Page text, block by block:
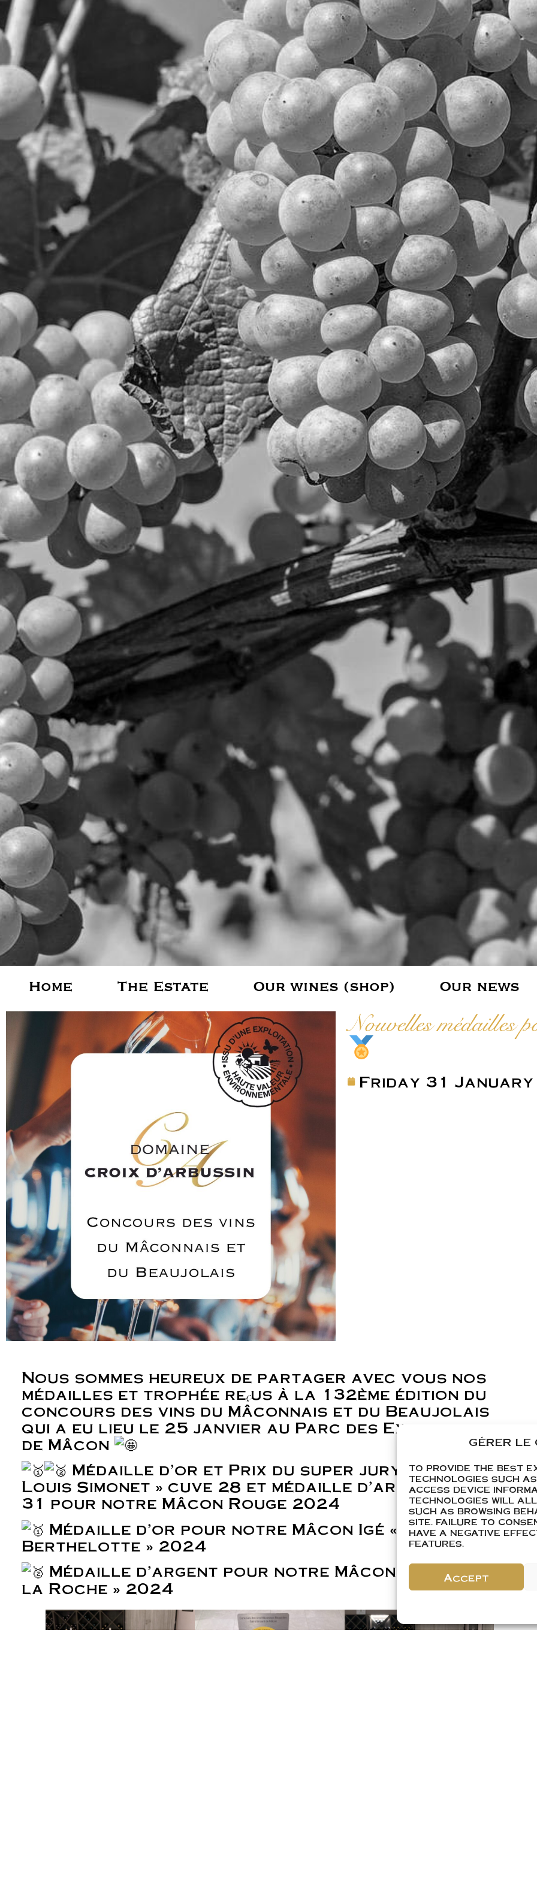
GÉRER LE
TO PROVIDE THE BEST
TECHNOLOGIES SUCH
ACCESS DEVICE
TECHNOLOGIES WILL
SUCH AS BROWSING
SITE. FAILURE TO
HAVE A NEGATIVE
FEATURES.
Accept
Home The Estate Our wines (shop) Our news
Nouvelles médailles
Friday 31
Nous sommes heureux de partager avec vous nos
médailles et trophée reçus à la 132ème édition du
concours des vins du Mâconnais et du Beaujolais
qui a eu lieu le 25 janvier au Parc des Expositions
de Mâcon
Médaille d’or et Prix du super jury « Coupe
Louis Simonet » cuve 28 et médaille d’argent cuve
31 pour notre Mâcon Rouge 2024
Médaille d’or pour notre Mâcon Igé « La
Berthelotte » 2024
Médaille d’argent pour notre Mâcon Igé « Sous
la Roche » 2024